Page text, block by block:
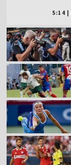
5:14